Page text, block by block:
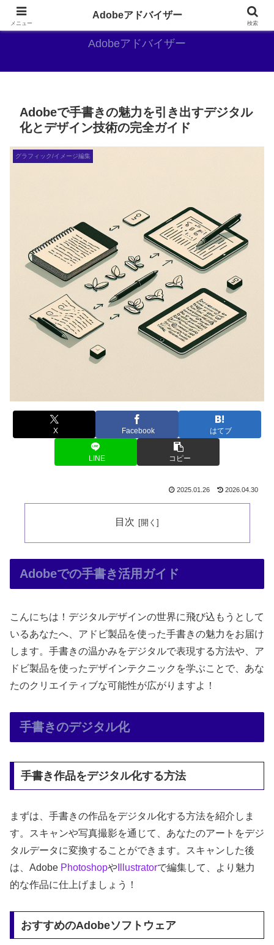
Adobe好きのAdobe推しブログ
Adobeアドバイザー
Adobeで手書きの魅力を引き出すデジタル
化とデザイン技術の完全ガイド
グラフィック/イメージ編集
X Facebook はてブ
LINE コピー
2025.01.26 2026.04.30
目次
Adobeでの手書き活用ガイド
こんにちは！デジタルデザインの世界に飛び込もうとして
いるあなたへ、アドビ製品を使った手書きの魅力をお届け
します。手書きの温かみをデジタルで表現する方法や、ア
ドビ製品を使ったデザインテクニックを学ぶことで、あな
たのクリエイティブな可能性が広がりますよ！
手書きのデジタル化
手書き作品をデジタル化する方法
まずは、手書きの作品をデジタル化する方法を紹介しま
す。スキャンや写真撮影を通じて、あなたのアートをデジ
タルデータに変換することができます。スキャンした後
は、Adobe Photoshopや Illustratorで編集して、より魅力
的な作品に仕上げましょう！
おすすめのAdobeソフトウェア
メニュー
Adobeアドバイザー
検索